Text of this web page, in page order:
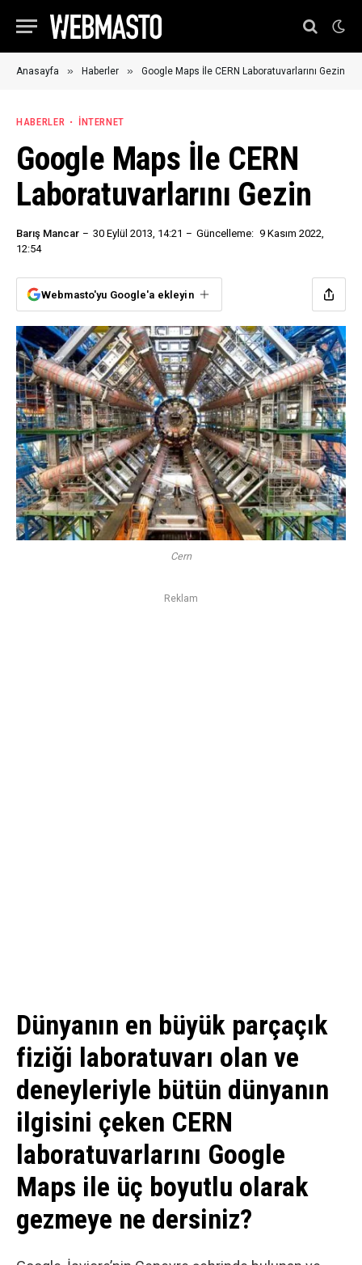
Anasayfa » Haberler » Google Maps İle CERN Laboratuvarlarını Gezin
HABERLER İNTERNET
Google Maps İle CERN
Laboratuvarlarını Gezin
Barış Mancar 30 Eylül 2013, 14:21 Güncelleme: 9 Kasım 2022,
12:54
Webmasto'yu Google'a ekleyin
Cern
Reklam
Dünyanın en büyük parçaçık
fiziği laboratuvarı olan ve
deneyleriyle bütün dünyanın
ilgisini çeken CERN
laboratuvarlarını Google
Maps ile üç boyutlu olarak
gezmeye ne dersiniz?